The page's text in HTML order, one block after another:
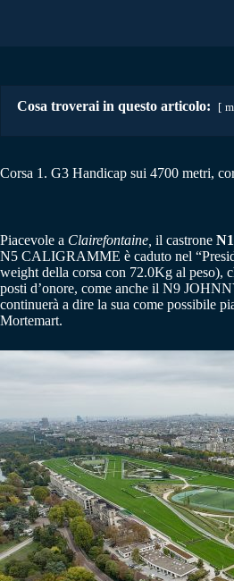
Cosa troverai in questo articolo:
Corsa 1. G3 Handicap sui 4700 metri,
Piacevole a Clairefontaine, il castrone
N5 CALIGRAMME è caduto nel
weight della corsa con 72.0Kg al peso),
posti d’onore, come anche il N9
continuerà a dire la sua come possibile
Mortemart.